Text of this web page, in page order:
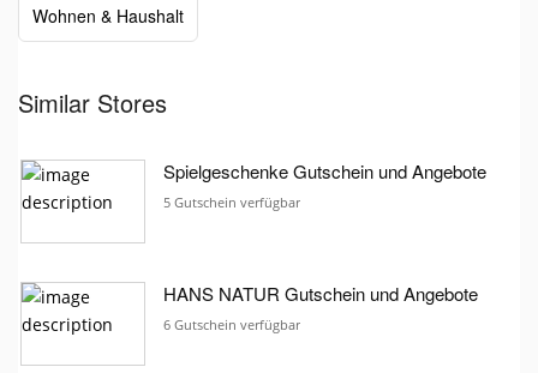
Wohnen & Haushalt
Similar Stores
Spielgeschenke Gutschein und Angebote
5 Gutschein verfügbar
HANS NATUR Gutschein und Angebote
6 Gutschein verfügbar